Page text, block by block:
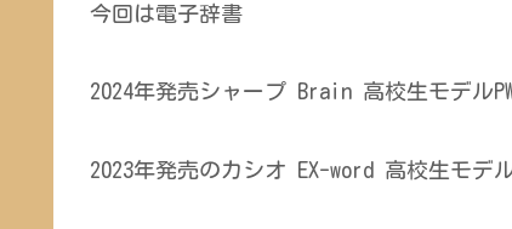
今回は電子辞書
2024年発売シャープ Brain 高校生モデル
2023年発売のカシオ EX-word 高校生モデル